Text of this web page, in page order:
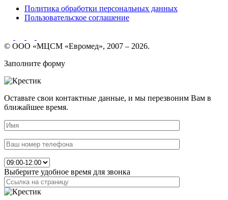
Политика обработки персональных данных
Пользовательское соглашение
© ООО «МЦСМ «Евромед», 2007 – 2026.
Заполните форму
Оставьте свои контактные данные, и мы перезвоним Вам в
ближайшее время.
Выберите удобное время для звонка